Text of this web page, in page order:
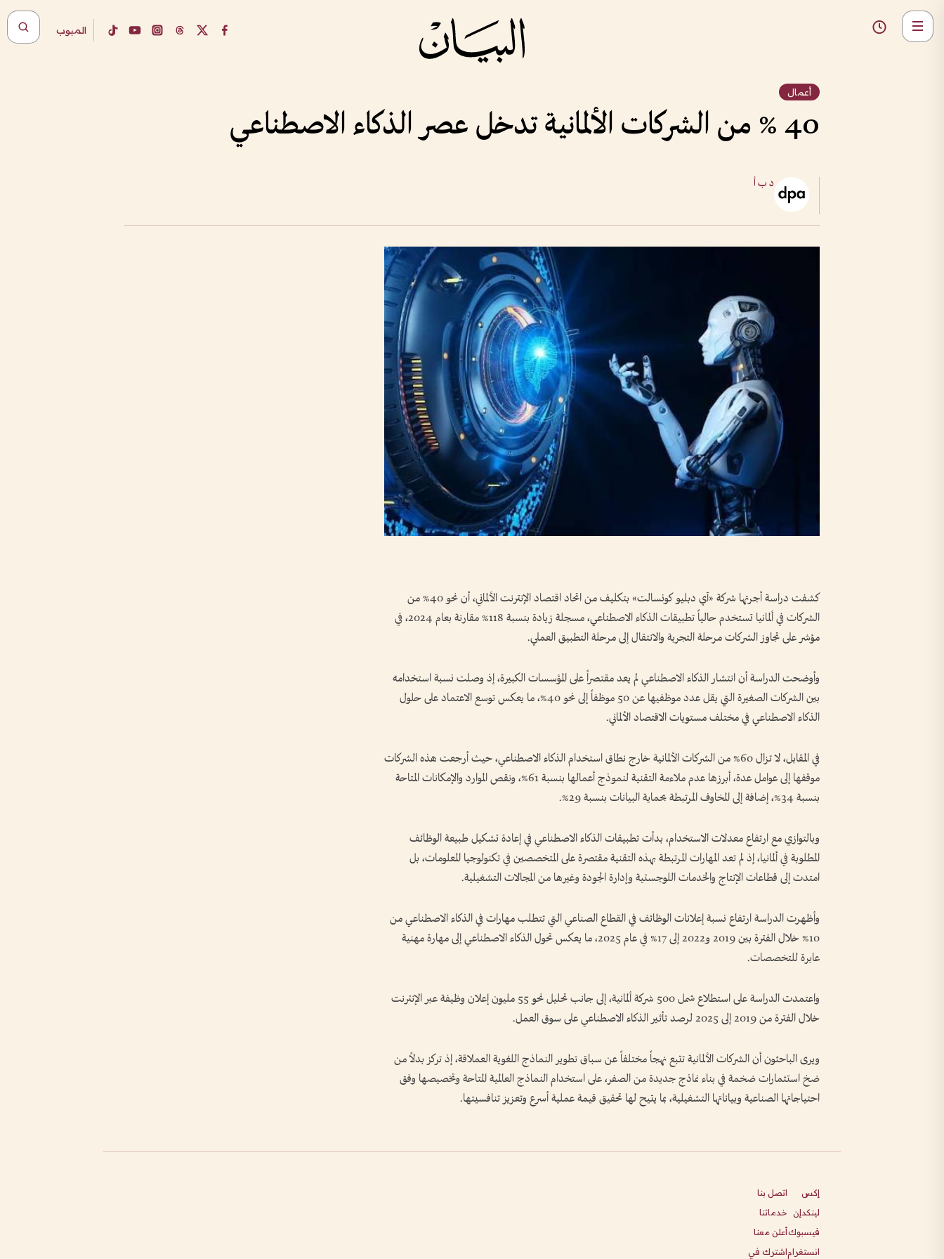
المبوب
أعمال
40 % من الشركات الألمانية تدخل عصر الذكاء الاصطناعي
د ب أ
كشفت دراسة أجرتها شركة «آي دبليو كونسالت» بتكليف من اتحاد اقتصاد الإنترنت الألماني، أن نحو 40% من
الشركات في ألمانيا تستخدم حالياً تطبيقات الذكاء الاصطناعي، مسجلة زيادة بنسبة 118% مقارنة بعام 2024، في
مؤشر على تجاوز الشركات مرحلة التجربة والانتقال إلى مرحلة التطبيق العملي.
وأوضحت الدراسة أن انتشار الذكاء الاصطناعي لم يعد مقتصراً على المؤسسات الكبيرة، إذ وصلت نسبة استخدامه
بين الشركات الصغيرة التي يقل عدد موظفيها عن 50 موظفاً إلى نحو 40%، ما يعكس توسع الاعتماد على حلول
الذكاء الاصطناعي في مختلف مستويات الاقتصاد الألماني.
في المقابل، لا تزال 60% من الشركات الألمانية خارج نطاق استخدام الذكاء الاصطناعي، حيث أرجعت هذه الشركات
موقفها إلى عوامل عدة، أبرزها عدم ملاءمة التقنية لنموذج أعمالها بنسبة 61%، ونقص الموارد والإمكانات المتاحة
بنسبة 34%، إضافة إلى المخاوف المرتبطة بحماية البيانات بنسبة 29%.
وبالتوازي مع ارتفاع معدلات الاستخدام، بدأت تطبيقات الذكاء الاصطناعي في إعادة تشكيل طبيعة الوظائف
المطلوبة في ألمانيا، إذ لم تعد المهارات المرتبطة بهذه التقنية مقتصرة على المتخصصين في تكنولوجيا المعلومات، بل
امتدت إلى قطاعات الإنتاج والخدمات اللوجستية وإدارة الجودة وغيرها من المجالات التشغيلية.
وأظهرت الدراسة ارتفاع نسبة إعلانات الوظائف في القطاع الصناعي التي تتطلب مهارات في الذكاء الاصطناعي من
10% خلال الفترة بين 2019 و2022 إلى 17% في عام 2025، ما يعكس تحول الذكاء الاصطناعي إلى مهارة مهنية
عابرة للتخصصات.
واعتمدت الدراسة على استطلاع شمل 500 شركة ألمانية، إلى جانب تحليل نحو 55 مليون إعلان وظيفة عبر الإنترنت
خلال الفترة من 2019 إلى 2025 لرصد تأثير الذكاء الاصطناعي على سوق العمل.
ويرى الباحثون أن الشركات الألمانية تتبع نهجاً مختلفاً عن سباق تطوير النماذج اللغوية العملاقة، إذ تركز بدلاً من
ضخ استثمارات ضخمة في بناء نماذج جديدة من الصفر، على استخدام النماذج العالمية المتاحة وتخصيصها وفق
احتياجاتها الصناعية وبياناتها التشغيلية، بما يتيح لها تحقيق قيمة عملية أسرع وتعزيز تنافسيتها.
إكس
لينكدإن
فيسبوك
انستغرام
اتصل بنا
خدماتنا
أعلن معنا
اشترك في